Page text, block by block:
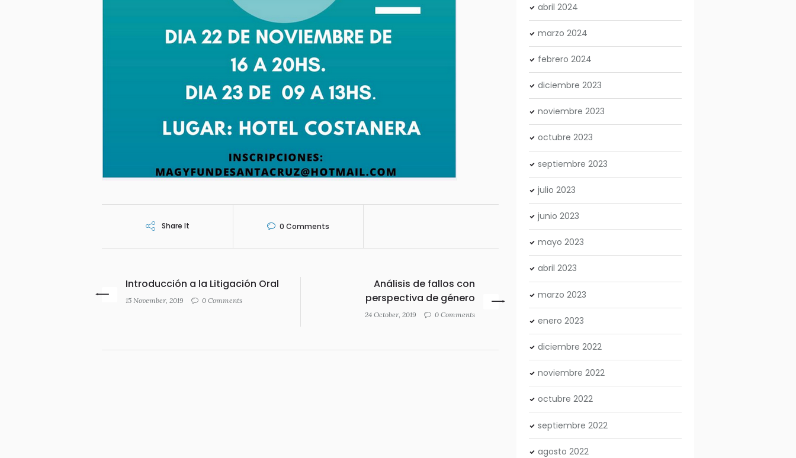
Share It 0 Comments
Introducción a la Litigación Oral
15 November, 2019 0 Comments
Análisis de fallos con
perspectiva de género
24 October, 2019 0 Comments
abril2024
marzo2024
febrero2024
diciembre2023
noviembre2023
octubre2023
septiembre2023
julio2023
junio2023
mayo2023
abril2023
marzo2023
enero2023
diciembre2022
noviembre2022
octubre2022
septiembre2022
agosto2022